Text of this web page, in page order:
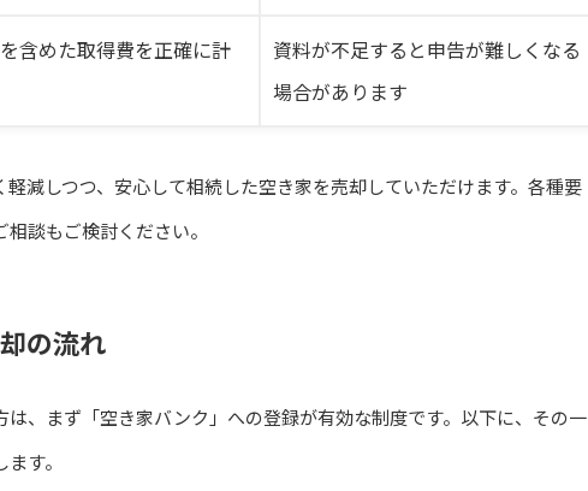
含めた取得費を正確に計
資料が不足すると申告が難しくなる
場合があります
減しつつ、安心して相続した空き家を売却していただけます。各種要
談もご検討ください。
の流れ
、まず「空き家バンク」への登録が有効な制度です。以下に、その一
す。